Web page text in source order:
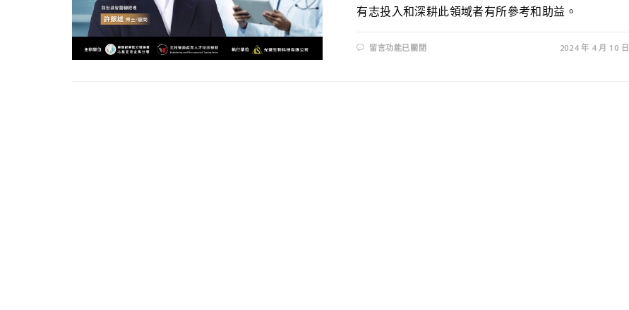
有志投入和深耕此領域者有所參考和助益。
留言功能已關閉 2024 年 4 月 10 日